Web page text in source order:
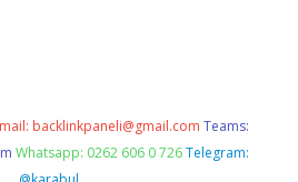
backlinkpaneli@gmail.com Teams:
Whatsapp: 0262 606 0 726 Telegram: